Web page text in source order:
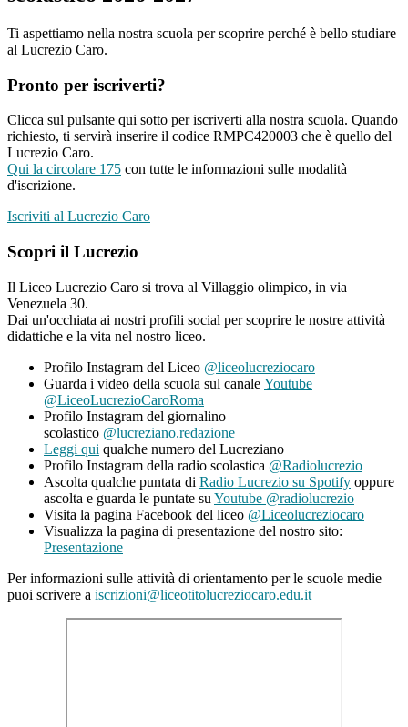
Ti aspettiamo nella nostra scuola per scoprire perché è bello studiare
al Lucrezio Caro.
Pronto per iscriverti?
Clicca sul pulsante qui sotto per iscriverti alla nostra scuola. Quando
richiesto, ti servirà inserire il codice RMPC420003 che è quello del
Lucrezio Caro.
Qui la circolare 175 con tutte le informazioni sulle modalità
d'iscrizione.
Iscriviti al Lucrezio Caro
Scopri il Lucrezio
Il Liceo Lucrezio Caro si trova al Villaggio olimpico, in via
Venezuela 30.
Dai un'occhiata ai nostri profili social per scoprire le nostre attività
didattiche e la vita nel nostro liceo.
Profilo Instagram del Liceo @liceolucreziocaro
Guarda i video della scuola sul canale Youtube
@LiceoLucrezioCaroRoma
Profilo Instagram del giornalino
scolastico @lucreziano.redazione
Leggi qui qualche numero del Lucreziano
Profilo Instagram della radio scolastica @Radiolucrezio
Ascolta qualche puntata di Radio Lucrezio su Spotify oppure
ascolta e guarda le puntate su Youtube @radiolucrezio
Visita la pagina Facebook del liceo @Liceolucreziocaro
Visualizza la pagina di presentazione del nostro sito:
Presentazione
Per informazioni sulle attività di orientamento per le scuole medie
puoi scrivere a iscrizioni@liceotitolucreziocaro.edu.it